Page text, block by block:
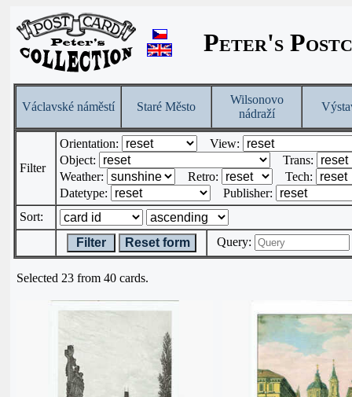
Peter's
Václavské náměstí Staré Město
Wilsonovo
nádraží
Filter
Orientation:
View:
Object:
Trans:
Weather:
Retro:
Tech:
Datetype:
Publisher:
Sort:
Filter
Reset form Query:
Selected 23 from 40 cards.